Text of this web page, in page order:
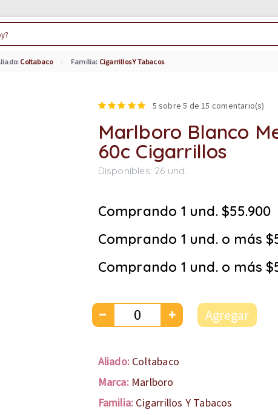
Coltabaco Familia: Cigarrillos Y Tabacos
5 sobre 5 de15 comentario(s)
Marlboro Blanco
60c Cigarrillos
Disponibles: 26 und.
Comprando 1 und. $55.900
Comprando 1 und. o más
Comprando 1 und. o más
Agregar
Aliado: Coltabaco
Marca: Marlboro
Familia: Cigarrillos Y Tabacos